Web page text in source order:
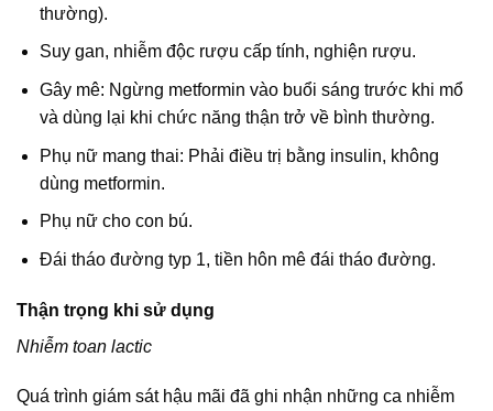
thường).
Suy gan, nhiễm độc rượu cấp tính, nghiện rượu.
Gây mê: Ngừng metformin vào buổi sáng trước khi mổ
và dùng lại khi chức năng thận trở về bình thường.
Phụ nữ mang thai: Phải điều trị bằng insulin, không
dùng metformin.
Phụ nữ cho con bú.
Đái tháo đường typ 1, tiền hôn mê đái tháo đường.
Thận trọng khi sử dụng
Nhiễm toan lactic
Quá trình giám sát hậu mãi đã ghi nhận những ca nhiễm